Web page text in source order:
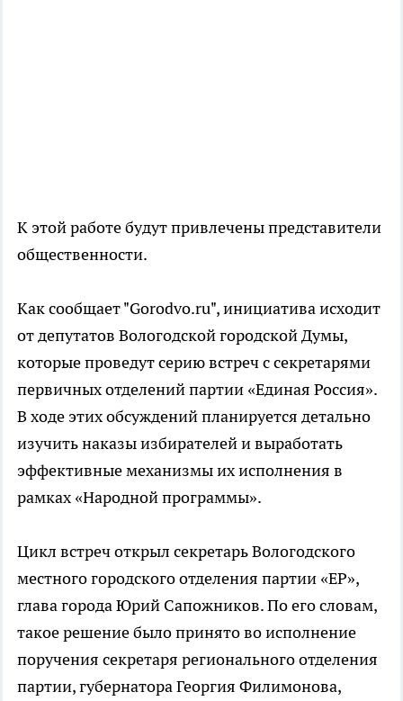
К этой работе будут привлечены представители
общественности.
Как сообщает "Gorodvo.ru", инициатива исходит
от депутатов Вологодской городской Думы,
которые проведут серию встреч с секретарями
первичных отделений партии «Единая Россия».
В ходе этих обсуждений планируется детально
изучить наказы избирателей и выработать
эффективные механизмы их исполнения в
рамках «Народной программы».
Цикл встреч открыл секретарь Вологодского
местного городского отделения партии «ЕР»,
глава города Юрий Сапожников. По его словам,
такое решение было принято во исполнение
поручения секретаря регионального отделения
партии, губернатора Георгия Филимонова,